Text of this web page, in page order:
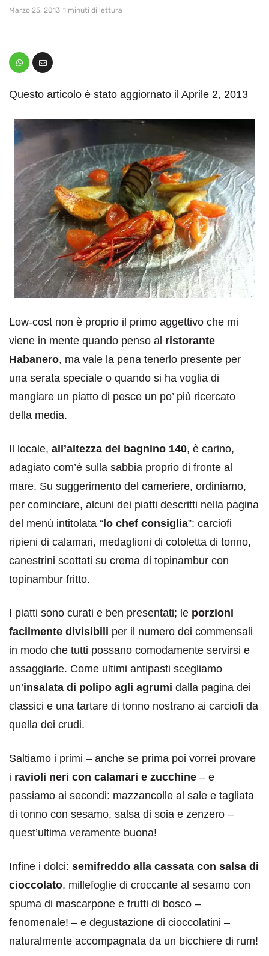
Marzo 25, 2013 1 minuti di lettura
Questo articolo è stato aggiornato il Aprile 2, 2013
Low-cost non è proprio il primo aggettivo che mi
viene in mente quando penso al ristorante
Habanero, ma vale la pena tenerlo presente per
una serata speciale o quando si ha voglia di
mangiare un piatto di pesce un po’ più ricercato
della media.
Il locale, all’altezza del bagnino 140, è carino,
adagiato com’è sulla sabbia proprio di fronte al
mare. Su suggerimento del cameriere, ordiniamo,
per cominciare, alcuni dei piatti descritti nella pagina
del menù intitolata “lo chef consiglia”: carciofi
ripieni di calamari, medaglioni di cotoletta di tonno,
canestrini scottati su crema di topinambur con
topinambur fritto.
I piatti sono curati e ben presentati; le porzioni
facilmente divisibili per il numero dei commensali
in modo che tutti possano comodamente servirsi e
assaggiarle. Come ultimi antipasti scegliamo
un’insalata di polipo agli agrumi dalla pagina dei
classici e una tartare di tonno nostrano ai carciofi da
quella dei crudi.
Saltiamo i primi – anche se prima poi vorrei provare
i ravioli neri con calamari e zucchine – e
passiamo ai secondi: mazzancolle al sale e tagliata
di tonno con sesamo, salsa di soia e zenzero –
quest’ultima veramente buona!
Infine i dolci: semifreddo alla cassata con salsa di
cioccolato, millefoglie di croccante al sesamo con
spuma di mascarpone e frutti di bosco –
fenomenale! – e degustazione di cioccolatini –
naturalmente accompagnata da un bicchiere di rum!